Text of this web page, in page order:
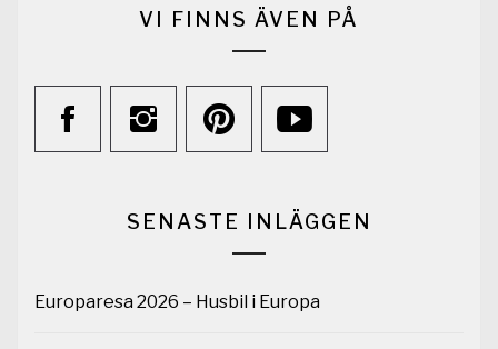
VI FINNS ÄVEN PÅ
SENASTE INLÄGGEN
Europaresa 2026 – Husbil i Europa